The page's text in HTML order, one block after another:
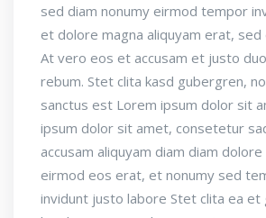
sed diam nonumy eirmod tempor
et dolore magna aliquyam erat, sed
At vero eos et accusam et justo
rebum. Stet clita kasd gubergren,
sanctus est Lorem ipsum dolor sit
ipsum dolor sit amet, consetetur
accusam aliquyam diam diam
eirmod eos erat, et nonumy sed
invidunt justo labore Stet clita ea et